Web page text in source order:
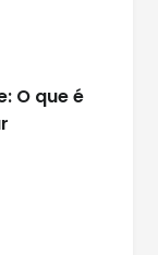
O que é